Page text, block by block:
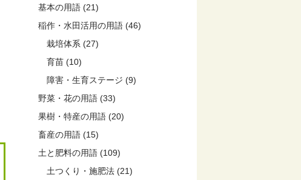
基本の用語 (21)
稲作・水田活用の用語 (46)
栽培体系 (27)
育苗 (10)
障害・生育ステージ (9)
野菜・花の用語 (33)
果樹・特産の用語 (20)
畜産の用語 (15)
土と肥料の用語 (109)
土つくり・施肥法 (21)